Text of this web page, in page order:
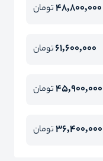
48,800,000تومان
61,600,000تومان
45,900,000تومان
36,400,000تومان